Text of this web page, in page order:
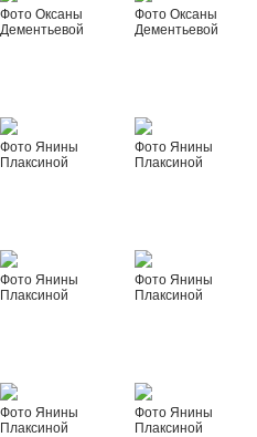
Фото Оксаны
Дементьевой
Фото Оксаны
Дементьевой
Фото Янины
Плаксиной
Фото Янины
Плаксиной
Фото Янины
Плаксиной
Фото Янины
Плаксиной
Фото Янины
Плаксиной
Фото Янины
Плаксиной